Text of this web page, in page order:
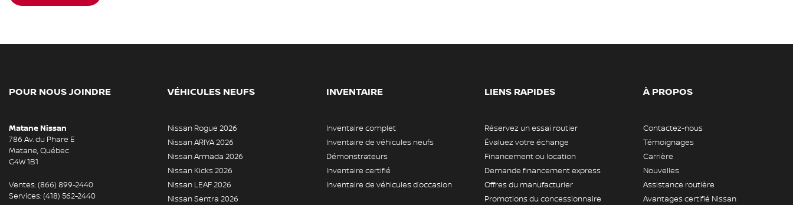
POUR NOUS JOINDRE
Matane Nissan
786 Av. du Phare E
Matane,Québec
G4W 1B1
Ventes:(866) 899-2440
Services:(418) 562-2440
VÉHICULES NEUFS
Nissan Rogue 2026
Nissan ARIYA 2026
Nissan Armada 2026
Nissan Kicks 2026
Nissan LEAF 2026
Nissan Sentra 2026
INVENTAIRE
Inventaire complet
Inventaire de véhicules neufs
Démonstrateurs
Inventaire certifié
Inventaire de véhicules d’occasion
LIENS RAPIDES
Réservez un essai routier
Évaluez votre échange
Financement ou location
Demande financement express
Offres du manufacturier
Promotions du concessionnaire
À PROPOS
Contactez-nous
Témoignages
Carrière
Nouvelles
Assistance routière
Avantages certifié Nissan